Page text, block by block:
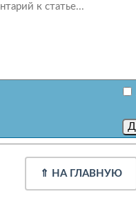
⇑ НА ГЛАВНУЮ